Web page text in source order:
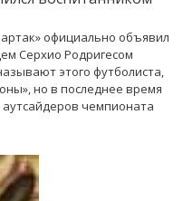
официально объявил
Серхио Родригесом
этого футболиста,
но в последнее время
чемпионата